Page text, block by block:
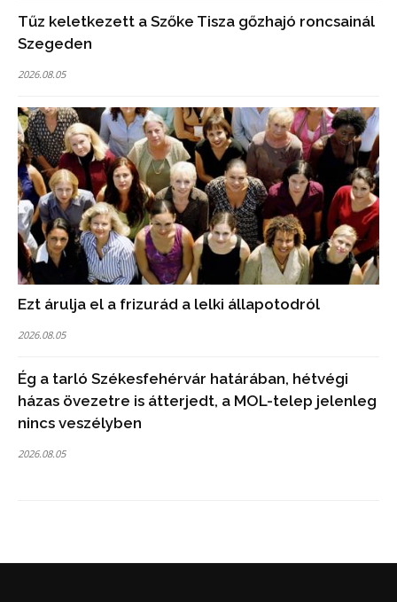
Tűz keletkezett a Szőke Tisza gőzhajó roncsainál
Szegeden
2026.08.05
Ezt árulja el a frizurád a lelki állapotodról
2026.08.05
Ég a tarló Székesfehérvár határában, hétvégi
házas övezetre is átterjedt, a MOL-telep jelenleg
nincs veszélyben
2026.08.05